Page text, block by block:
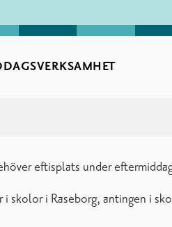
eftisplats under
skolor i Raseborg, antingen i